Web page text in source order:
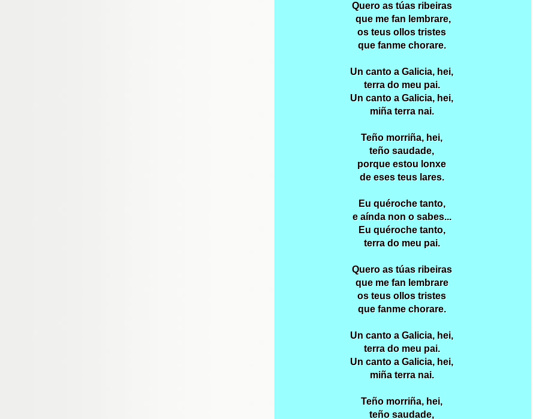
Quero as túas ribeiras
que me fan lembrare,
os teus ollos tristes
que fanmechorare.
Un canto a Galicia, hei,
terra do meu pai.
Un canto a Galicia, hei,
miña terra nai.
Teño morriña, hei,
teño saudade,
porque estou lonxe
de eses teus lares.
Eu quéroche tanto,
e aínda non o sabes...
Eu quéroche tanto,
terra do meu pai.
Quero as túas ribeiras
que me fan lembrare
os teus ollos tristes
que fanme chorare.
Un canto a Galicia, hei,
terra do meu pai.
Un canto a Galicia, hei,
miña terra nai.
Teño morriña, hei,
teño saudade,